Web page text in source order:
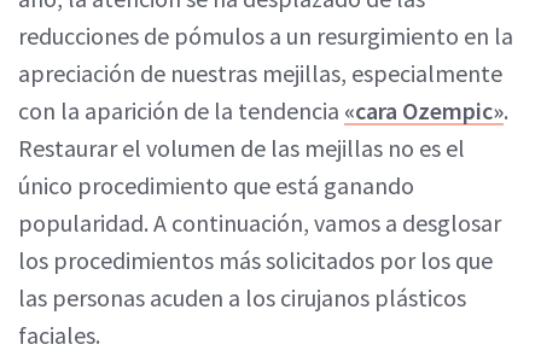
reducciones de pómulos a un resurgimiento en la
apreciación de nuestras mejillas, especialmente
con la aparición de la tendencia «cara Ozempic».
Restaurar el volumen de las mejillas no es el
único procedimiento que está ganando
popularidad. A continuación, vamos a desglosar
los procedimientos más solicitados por los que
las personas acuden a los cirujanos plásticos
faciales.